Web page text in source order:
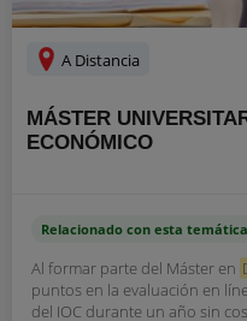
A Distancia
MÁSTER
ECONÓMICO
Relacionado con esta temática
Al formar parte del Máster en
puntos en la evaluación en
del IOC durante un año sin